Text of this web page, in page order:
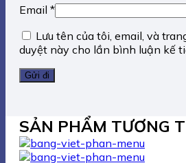
Email *
Lưu tên của tôi, email, và
duyệt này cho lần bình luận kế
SẢN PHẨM TƯƠNG